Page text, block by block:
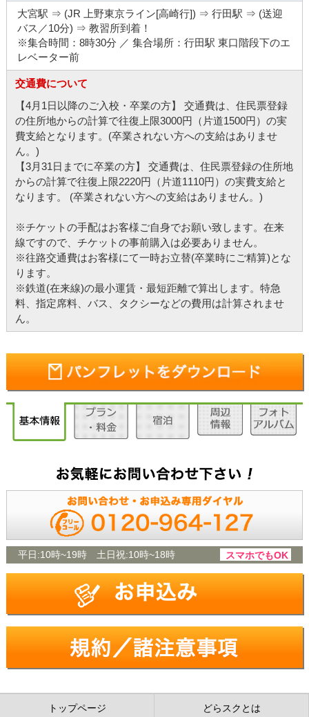
大宮駅 ⇒ (JR 上野東京ライン[高崎行]) ⇒ 行田駅 ⇒ (送迎
バス／10分) ⇒ 教習所到着！
※集合時間：8時30分 ／ 集合場所：行田駅 東口階段下のエ
レベーター前
交通費について
【4月1日以降のご入校・卒業の方】 交通費は、住民票登録
の住所地からの計算で往復上限3000円（片道1500円）の実
費支給となります。(卒業されない方への支給はありませ
ん。)
【3月31日までに卒業の方】 交通費は、住民票登録の住所地
からの計算で往復上限2220円（片道1110円）の実費支給と
なります。 (卒業されない方への支給はありません。)
※チケットの手配はお客様ご自身でお願い致します。在来
線ですので、チケットの事前購入は必要ありません。
※往路交通費はお客様にて一時お立替(卒業時にご精算)とな
ります。
※鉄道(在来線)の最小運賃・最短距離で算出します。特急
料、指定席料、バス、タクシーなどの費用は計算されませ
ん。
平日:10時~19時 土日祝:10時~18時 スマホでもOK
トップページ どらスクとは